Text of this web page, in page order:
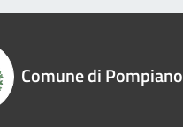
Comune di Pompiano